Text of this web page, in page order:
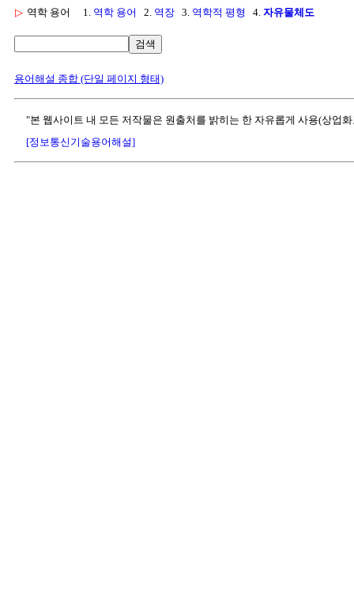
▷ 역학 용어 1. 역학 용어 2. 역장 3. 역학적 평형 4. 자유물체도
검색
용어해설 종합 (단일 페이지 형태)
"본 웹사이트 내 모든 저작물은 원출처를 밝히는 한 자유롭게 사용(상업
[정보통신기술용어해설]